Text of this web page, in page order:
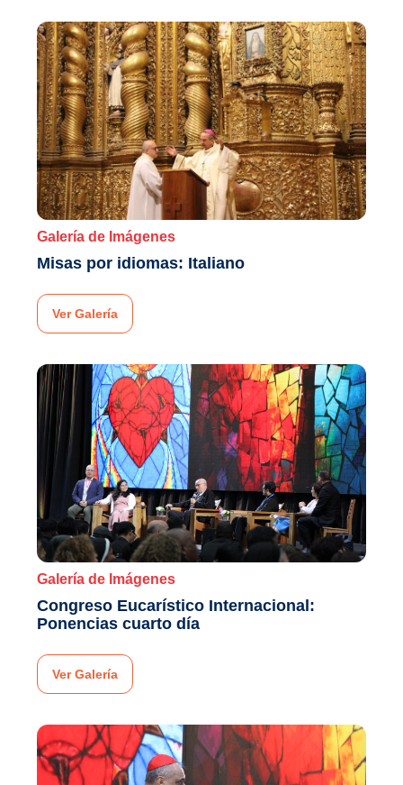
Galería de Imágenes
Misas por idiomas: Italiano
Ver Galería
Galería de Imágenes
Congreso Eucarístico Internacional:
Ponencias cuarto día
Ver Galería